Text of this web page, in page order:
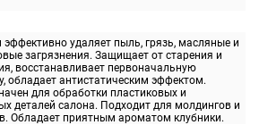
эффективно удаляет пыль, грязь, масляные и
загрязнения. Защищает от старения и
восстанавливает первоначальную
обладает антистатическим эффектом.
для обработки пластиковых и
деталей салона. Подходит для молдингов и
Обладает приятным ароматом клубники.